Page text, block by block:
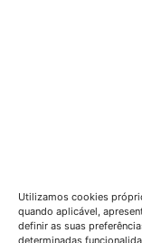
Utilizamos cookies
quando aplicável,
definir as suas
determinadas